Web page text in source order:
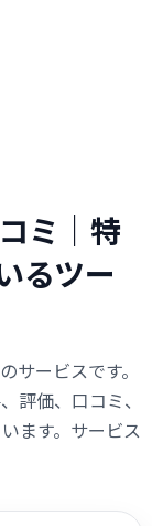
ミ｜特
るツー
サービスです。
評価、口コミ、
ます。サービス